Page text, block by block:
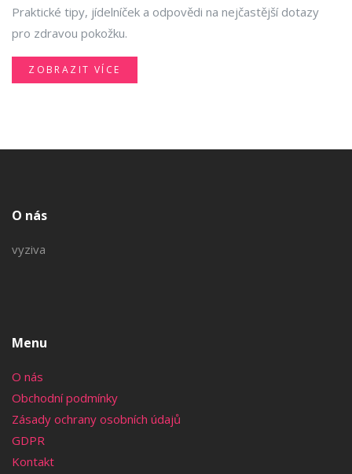
Praktické tipy, jídelníček a odpovědi na nejčastější dotazy
pro zdravou pokožku.
ZOBRAZIT VÍCE
O nás
vyziva
Menu
O nás
Obchodní podmínky
Zásady ochrany osobních údajů
GDPR
Kontakt